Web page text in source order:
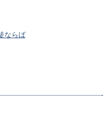
ならば